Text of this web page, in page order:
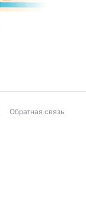
Обратная связь